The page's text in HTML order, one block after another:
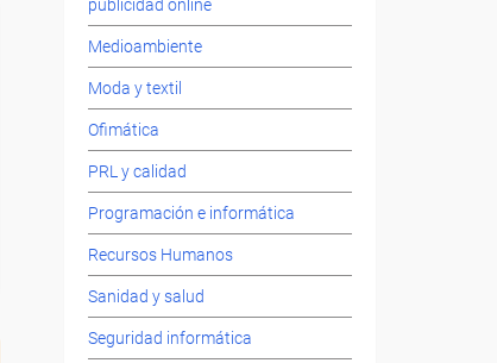
publicidad online
Medioambiente
Moda y textil
Ofimática
PRL y calidad
Programación e informática
Recursos Humanos
Sanidad y salud
Seguridad informática